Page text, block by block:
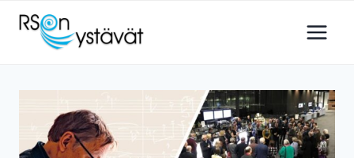
Siirry
sisältöön